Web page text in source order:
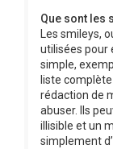
Que sont les
Les smileys,
utilisées pour
simple,
liste
rédaction de
abuser. Ils
illisible et un
simplement